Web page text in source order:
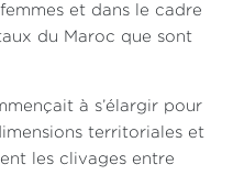
et dans le cadre
du Maroc que sont
à s’élargir pour
territoriales et
les clivages entre